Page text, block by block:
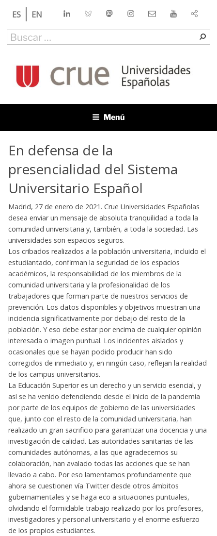
contenido
ES EN LinkedInBlueskyMastodonInstagramContactoYouTube
Buscar
por:
CRUE
Conferencia de Rectores de las Universidades Españolas
Menú
En defensa de la
presencialidad del Sistema
Universitario Español
Madrid, 27 de enero de 2021. Crue Universidades Españolas
desea enviar un mensaje de absoluta tranquilidad a toda la
comunidad universitaria y, también, a toda la sociedad. Las
universidades son espacios seguros.
Los cribados realizados a la población universitaria, incluido el
estudiantado, confirman la seguridad de los espacios
académicos, la responsabilidad de los miembros de la
comunidad universitaria y la profesionalidad de los
trabajadores que forman parte de nuestros servicios de
prevención. Los datos disponibles y objetivos muestran una
incidencia significativamente por debajo del resto de la
población. Y eso debe estar por encima de cualquier opinión
interesada o imagen puntual. Los incidentes aislados y
ocasionales que se hayan podido producir han sido
corregidos de inmediato y, en ningún caso, reflejan la realidad
de los campus universitarios.
La Educación Superior es un derecho y un servicio esencial, y
así se ha venido defendiendo desde el inicio de la pandemia
por parte de los equipos de gobierno de las universidades
que, junto con el resto de la comunidad universitaria, han
realizado un gran sacrificio para garantizar una docencia y una
investigación de calidad. Las autoridades sanitarias de las
comunidades autónomas, a las que agradecemos su
colaboración, han avalado todas las acciones que se han
llevado a cabo. Por eso lamentamos profundamente que
ahora se cuestionen vía Twitter desde otros ámbitos
gubernamentales y se haga eco a situaciones puntuales,
olvidando el formidable trabajo realizado por los profesores,
investigadores y personal universitario y el enorme esfuerzo
de los propios estudiantes.